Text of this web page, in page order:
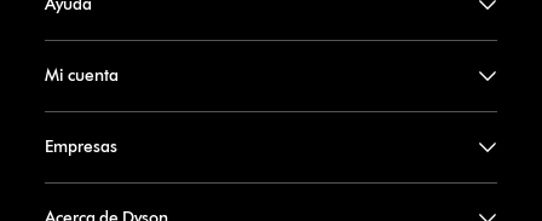
Ayuda
Mi cuenta
Empresas